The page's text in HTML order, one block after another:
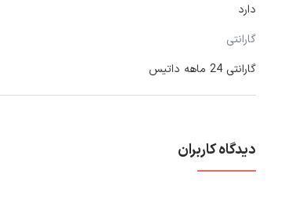
دارد
گارانتی
گارانتی 24 ماهه داتیس
دیدگاه کاربران